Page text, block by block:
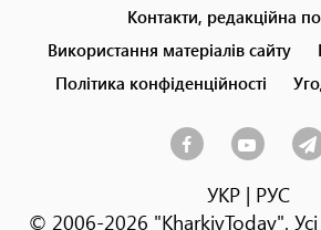
menu
Контакти, редакційна
Використання матеріалів сайту
Політика конфіденційності
УКР| РУС
© 2006-2026 "KharkivToday".